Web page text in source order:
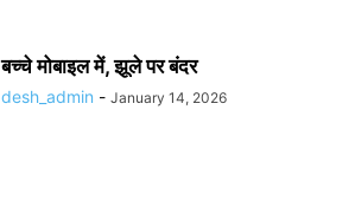
बच्चे मोबाइल में, झूले पर बंदर
desh_admin - January 14, 2026